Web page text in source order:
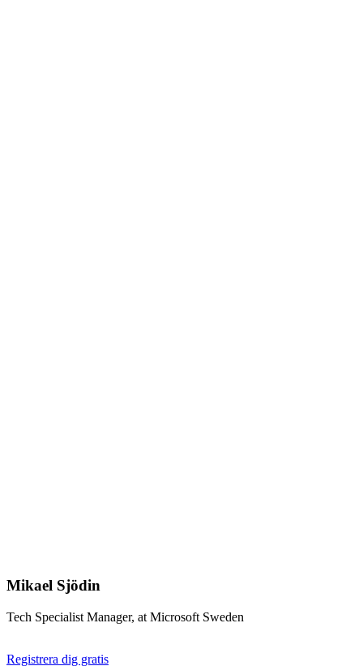
Mikael Sjödin
Tech Specialist Manager, at Microsoft Sweden
Registrera dig gratis